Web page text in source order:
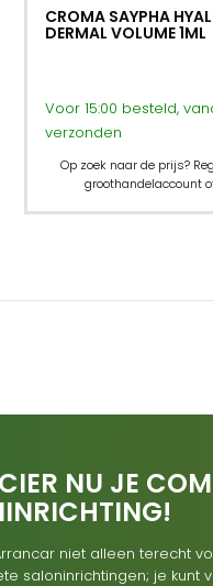
CROMA SAYPHA
DERMAL VOLUME 1ML
Voor 15:00 besteld,
verzonden
Op zoek naar de prijs?
groothandelaccount
NU JE
niet alleen terecht
saloninrichtingen; je kunt